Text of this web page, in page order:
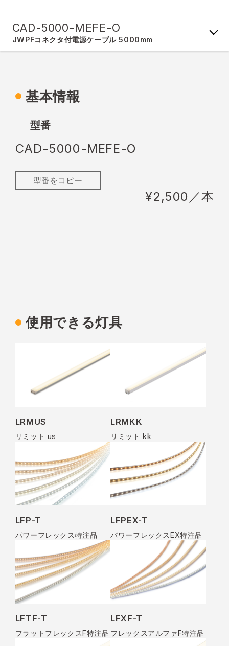
CAD-5000-MEFE-O
JWPFコネクタ付電源ケーブル 5000mm
基本情報
型番
CAD-5000-MEFE-O
型番をコピー
¥2,500／本
使用できる灯具
LRMUS
リミット us
LRMKK
リミット kk
LFP-T
パワーフレックス特注品
LFPEX-T
パワーフレックスEX特注品
LFTF-T
フラットフレックスF特注品
LFXF-T
フレックスアルファF特注品